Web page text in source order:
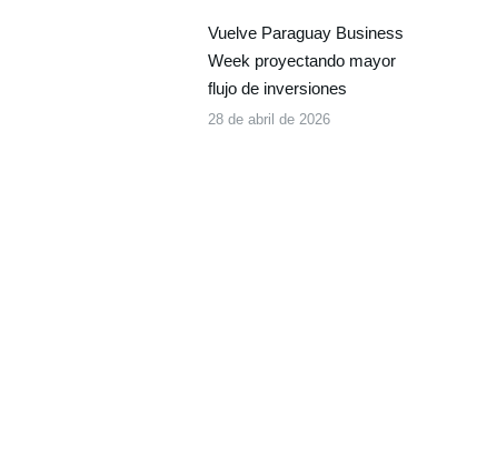
Vuelve Paraguay Business
Week proyectando mayor
flujo de inversiones
28 de abril de 2026